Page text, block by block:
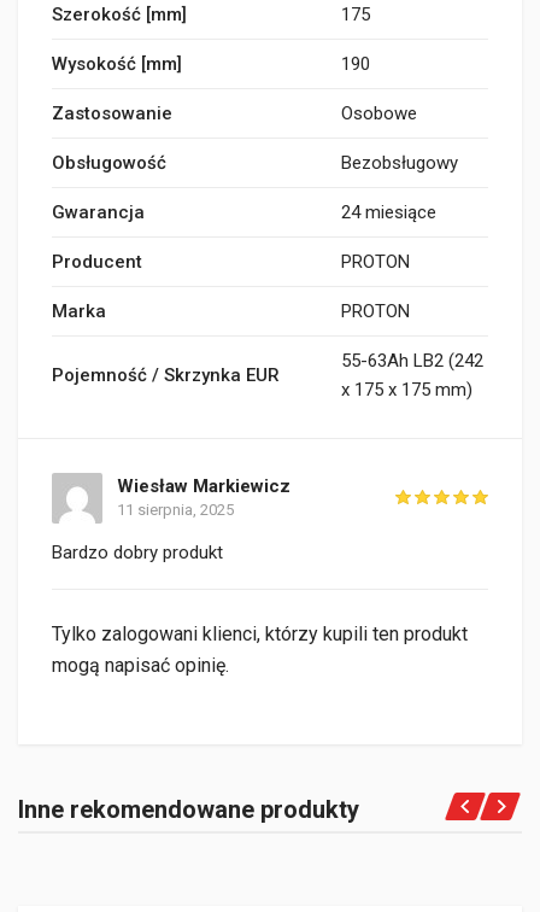
Szerokość [mm] 175
Wysokość [mm] 190
Zastosowanie Osobowe
Obsługowość Bezobsługowy
Gwarancja 24 miesiące
Producent PROTON
Marka PROTON
Pojemność / Skrzynka EUR
55-63Ah LB2 (242
x 175 x 175 mm)
Wiesław Markiewicz
11 sierpnia, 2025
Bardzo dobry produkt
Tylko zalogowani klienci, którzy kupili ten produkt
mogą napisać opinię.
Inne rekomendowane produkty